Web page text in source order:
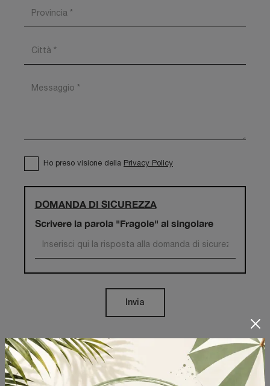
Sfoglia i cataloghi
Ho preso visione della Privacy Policy
DOMANDA DI SICUREZZA
Scrivere la parola "Fragole" al singolare
Invia